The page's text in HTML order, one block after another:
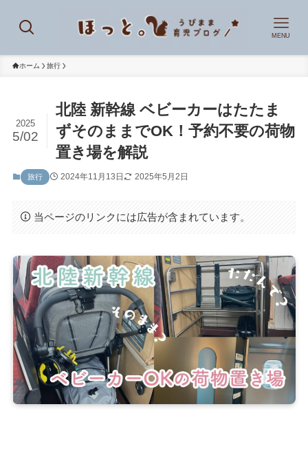
MENU
ホーム 旅行
北陸 新幹線 ベビーカーはたたま
ずそのままでOK！予約不要の荷物
置き場を解説
2025
5/02
旅行 2024年11月13日 2025年5月2日
当ページのリンクには広告が含まれています。